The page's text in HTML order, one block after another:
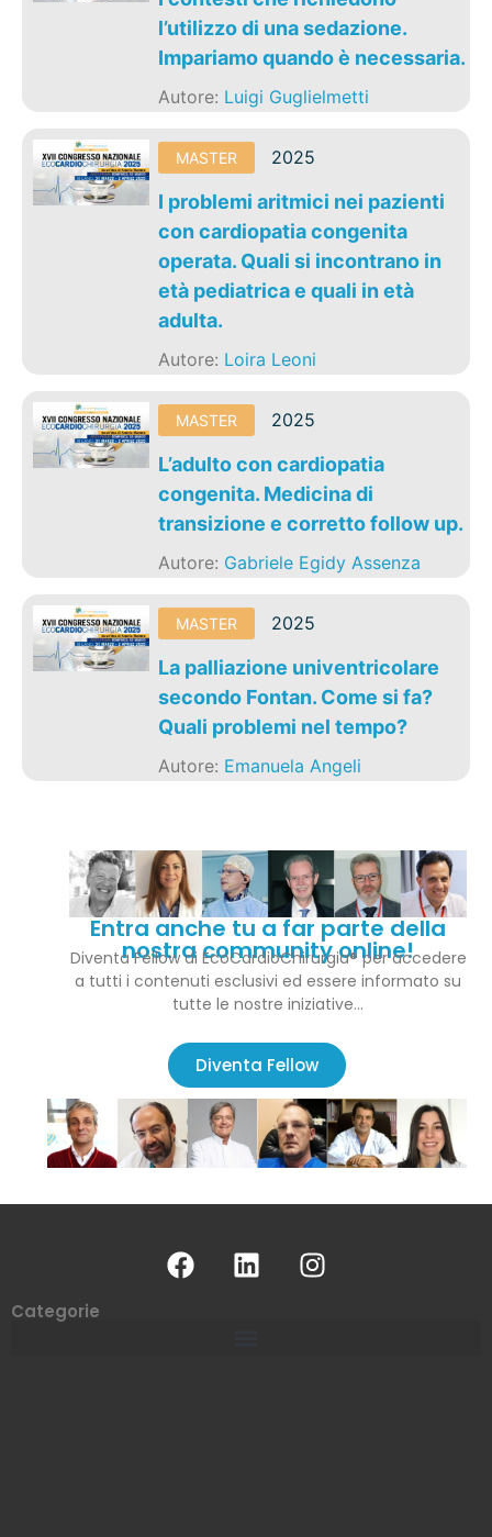
l’utilizzo di una sedazione.
Impariamo quando è necessaria.
Autore: Luigi Guglielmetti
MASTER 2025
I problemi aritmici nei pazienti
con cardiopatia congenita
operata. Quali si incontrano in
età pediatrica e quali in età
adulta.
Autore: Loira Leoni
MASTER 2025
L’adulto con cardiopatia
congenita. Medicina di
transizione e corretto follow up.
Autore: Gabriele Egidy Assenza
MASTER 2025
La palliazione univentricolare
secondo Fontan. Come si fa?
Quali problemi nel tempo?
Autore: Emanuela Angeli
Entra anche tu a far parte della
nostra community online!
Diventa Fellow di EcoCardioChirurgia® per accedere
a tutti i contenuti esclusivi ed essere informato su
tutte le nostre iniziative…
Diventa Fellow
Categorie